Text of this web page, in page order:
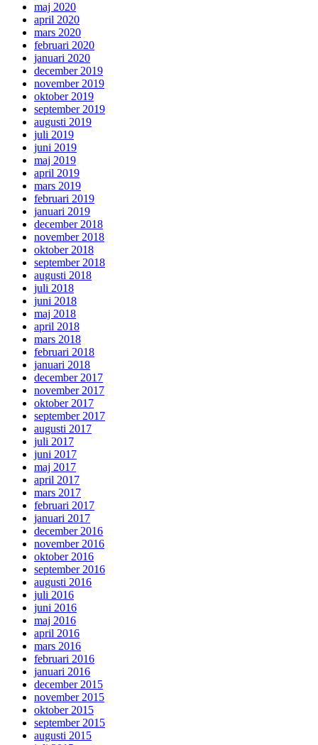
maj 2020
april 2020
mars 2020
februari 2020
januari 2020
december 2019
november 2019
oktober 2019
september 2019
augusti 2019
juli 2019
juni 2019
maj 2019
april 2019
mars 2019
februari 2019
januari 2019
december 2018
november 2018
oktober 2018
september 2018
augusti 2018
juli 2018
juni 2018
maj 2018
april 2018
mars 2018
februari 2018
januari 2018
december 2017
november 2017
oktober 2017
september 2017
augusti 2017
juli 2017
juni 2017
maj 2017
april 2017
mars 2017
februari 2017
januari 2017
december 2016
november 2016
oktober 2016
september 2016
augusti 2016
juli 2016
juni 2016
maj 2016
april 2016
mars 2016
februari 2016
januari 2016
december 2015
november 2015
oktober 2015
september 2015
augusti 2015